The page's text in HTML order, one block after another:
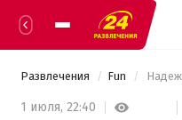
Развлечения Fun
1 июля, 22:40